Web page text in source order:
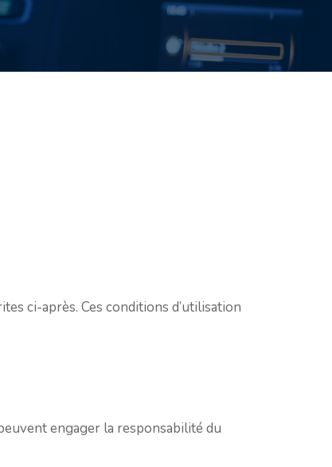
ci-après. Ces conditions d’utilisation
engager la responsabilité du